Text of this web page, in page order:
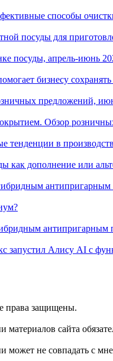
способы
посуды для
посуды, апрель-июнь
бизнесу
предложений,
Обзор
тенденции в
как дополнение или
антипригарным
запустил Алису AI с
права защищены.
материалов сайта
может не совпадать с